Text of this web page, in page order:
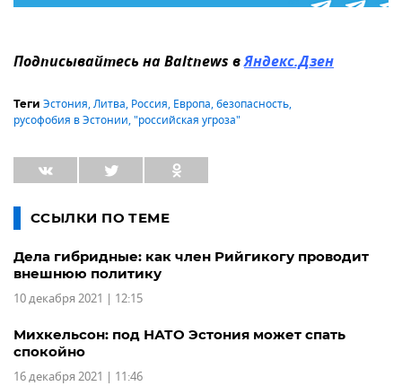
Подписывайтесь на Baltnews вЯндекс.Дзен
Теги Эстония,Литва, Россия, Европа,безопасность,
русофобия в Эстонии,"российская угроза"
ССЫЛКИ ПО ТЕМЕ
Дела гибридные: как член Рийгикогу проводит
внешнюю политику
10 декабря 2021 | 12:15
Михкельсон: под НАТО Эстония может спать
спокойно
16 декабря 2021 | 11:46